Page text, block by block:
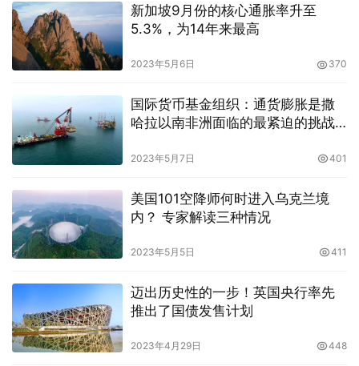
新加坡9月份的核心通胀率升至
5.3%，为14年来最高
2023年5月6日 370
国际货币基金组织：通货膨胀是撒
哈拉以南非洲面临的最紧迫的挑战
2023年5月7日 401
美国101空降师何时进入乌克兰境
内？ 专家解读三种情况
2023年5月5日 411
迈出历史性的一步！英国央行率先
推出了国债发售计划
2023年4月29日 448